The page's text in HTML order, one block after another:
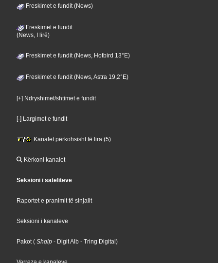
Freskimet e fundit (News)
Freskimet e fundit
(News, I lirë)
Freskimet e fundit (News, Hotbird 13°E)
Freskimet e fundit (News, Astra 19,2°E)
[+] Ndryshimet/shtimet e fundit
[-] Largimet e fundit
Kanalet përkohsisht të lira (5)
Kërkoni kanalet
Seksioni i satelitëve
Raportet e pranimit të sinjalit
Seksioni i kanaleve
Pakot ( Shqip - Digit Alb - Tring Digital)